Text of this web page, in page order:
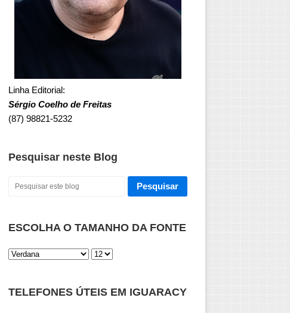
Linha Editorial:
Sérgio Coelho de Freitas
(87) 98821-5232
Pesquisar neste Blog
ESCOLHA O TAMANHO DA FONTE
TELEFONES ÚTEIS EM IGUARACY